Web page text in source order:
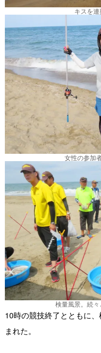
キスを
女性の参加
検量風景。続
10時の競技終了とともに
まれた。